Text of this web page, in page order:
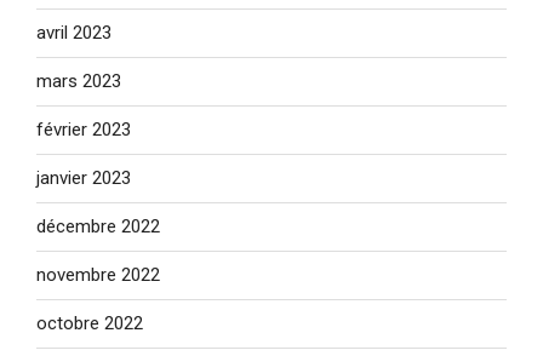
avril 2023
mars 2023
février 2023
janvier 2023
décembre 2022
novembre 2022
octobre 2022